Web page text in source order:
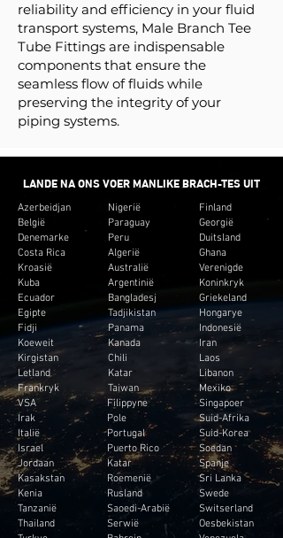
reliability and efficiency in your fluid
transport systems, Male Branch Tee
Tube Fittings are indispensable
components that ensure the
seamless flow of fluids while
preserving the integrity of your
piping systems.
LANDE NA ONS VOER MANLIKE BRACH-TES UIT
Azerbeidjan
België
Denemarke
Costa Rica
Kroasië
Kuba
Ecuador
Egipte
Fidji
Koeweit
Kirgistan
Letland
Frankryk
VSA
Irak
Italië
Israel
Jordaan
Kasakstan
Kenia
Tanzanië
Thailand
Nigerië
Paraguay
Peru
Algerië
Australië
Argentinië
Bangladesj
Tadjikistan
Panama
Kanada
Chili
Katar
Taiwan
Filippyne
Pole
Portugal
Puerto Rico
Katar
Roemenië
Rusland
Saoedi-Arabië
Serwië
Finland
Georgië
Duitsland
Ghana
Verenigde
Koninkryk
Griekeland
Hongarye
Indonesië
Iran
Laos
Libanon
Mexiko
Singapoer
Suid-Afrika
Suid-Korea
Soedan
Spanje
Sri Lanka
Swede
Switserland
Oesbekistan